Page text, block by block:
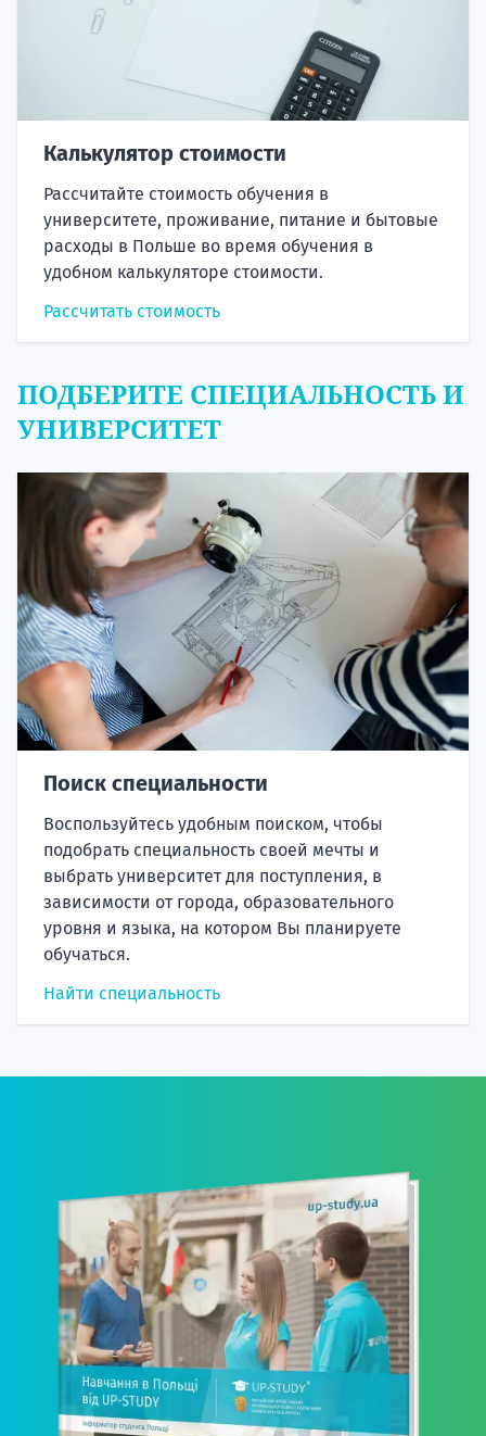
Калькулятор стоимости
Рассчитайте стоимость обучения в
университете, проживание, питание и бытовые
расходы в Польше во время обучения в
удобном калькуляторе стоимости.
Рассчитать стоимость
ПОДБЕРИТЕ СПЕЦИАЛЬНОСТЬ И
УНИВЕРСИТЕТ
Поиск специальности
Воспользуйтесь удобным поиском, чтобы
подобрать специальность своей мечты и
выбрать университет для поступления, в
зависимости от города, образовательного
уровня и языка, на котором Вы планируете
обучаться.
Найти специальность